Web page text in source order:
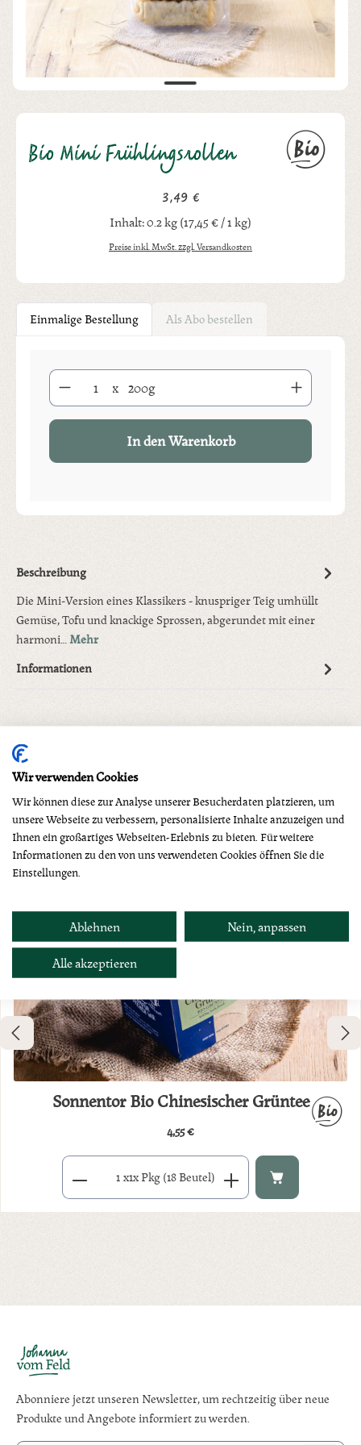
Wir verwenden Cookies
Wir können diese zur Analyse unserer Besucherdaten platzieren, um
unsere Webseite zu verbessern, personalisierte Inhalte anzuzeigen und
Ihnen ein großartiges Webseiten-Erlebnis zu bieten. Für weitere
Informationen zu den von uns verwendeten Cookies öffnen Sie die
Einstellungen.
Ablehnen Nein, anpassen
Alle akzeptieren
Bio Mini Frühlingsrollen
Regulärer Preis:
3,49 €
Inhalt:0.2 kg(17,45 € / 1 kg)
Preise inkl. MwSt. zzgl. Versandkosten
Einmalige Bestellung Als Abo bestellen
Produkt Anzahl: Gib den gewünschten Wert ein oder benutze
x 200g
In den Warenkorb
Beschreibung
Die Mini-Version eines Klassikers - knuspriger Teig umhüllt
Gemüse, Tofu und knackige Sprossen, abgerundet mit einer
harmoni…Mehr
Informationen
Produktgalerie überspringen
Dazu empfehlen wir
Sonnentor Bio Chinesischer Grüntee
Regulärer Preis:
4,55 €
Produkt Anzahl: Gib den gewünschten Wert ein oder benutze
x1x Pkg (18 Beutel)
Abonniere jetzt unseren Newsletter, um rechtzeitig über neue
Produkte und Angebote informiert zu werden.